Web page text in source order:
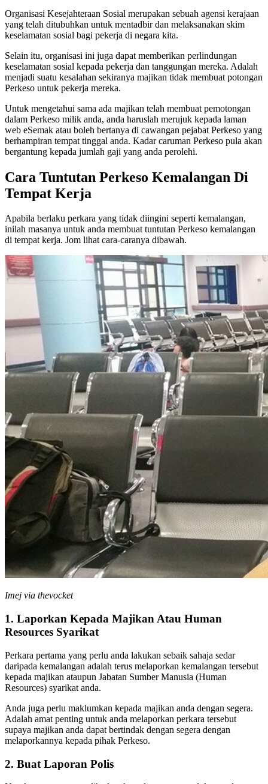
Organisasi Kesejahteraan Sosial merupakan sebuah agensi kerajaan
yang telah ditubuhkan untuk mentadbir dan melaksanakan skim
keselamatan sosial bagi pekerja di negara kita.
Selain itu, organisasi ini juga dapat memberikan perlindungan
keselamatan sosial kepada pekerja dan tanggungan mereka. Adalah
menjadi suatu kesalahan sekiranya majikan tidak membuat potongan
Perkeso untuk pekerja mereka.
Untuk mengetahui sama ada majikan telah membuat pemotongan
dalam Perkeso milik anda, anda haruslah merujuk kepada laman
web eSemak atau boleh bertanya di cawangan pejabat Perkeso yang
berhampiran tempat tinggal anda. Kadar caruman Perkeso pula akan
bergantung kepada jumlah gaji yang anda perolehi.
Cara Tuntutan Perkeso Kemalangan Di
Tempat Kerja
Apabila berlaku perkara yang tidak diingini seperti kemalangan,
inilah masanya untuk anda membuat tuntutan Perkeso kemalangan
di tempat kerja. Jom lihat cara-caranya dibawah.
Imej via thevocket
1. Laporkan Kepada Majikan Atau Human
Resources Syarikat
Perkara pertama yang perlu anda lakukan sebaik sahaja sedar
daripada kemalangan adalah terus melaporkan kemalangan tersebut
kepada majikan ataupun Jabatan Sumber Manusia (Human
Resources) syarikat anda.
Anda juga perlu maklumkan kepada majikan anda dengan segera.
Adalah amat penting untuk anda melaporkan perkara tersebut
supaya majikan anda dapat bertindak dengan segera dengan
melaporkannya kepada pihak Perkeso.
2. Buat Laporan Polis